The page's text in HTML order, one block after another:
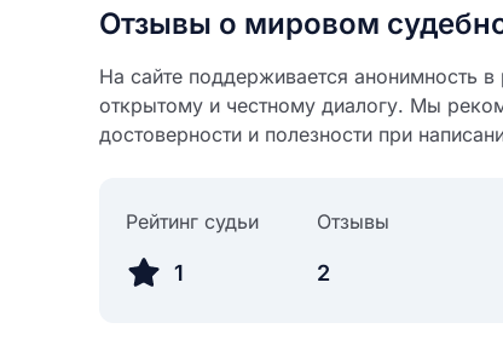
Отзывы о мировом
На сайте поддерживается анонимность
открытому и честному диалогу. Мы
достоверности и полезности при
Рейтинг судьи
1
Отзывы
2
НАЙТИ МЕНЯ
ЗАКРЫТЬ СОХРАНИТЬ